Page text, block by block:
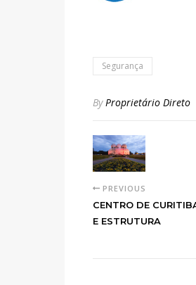
Segurança
ByProprietário Direto
PREVIOUS
CENTRO DE
E ESTRUTURA